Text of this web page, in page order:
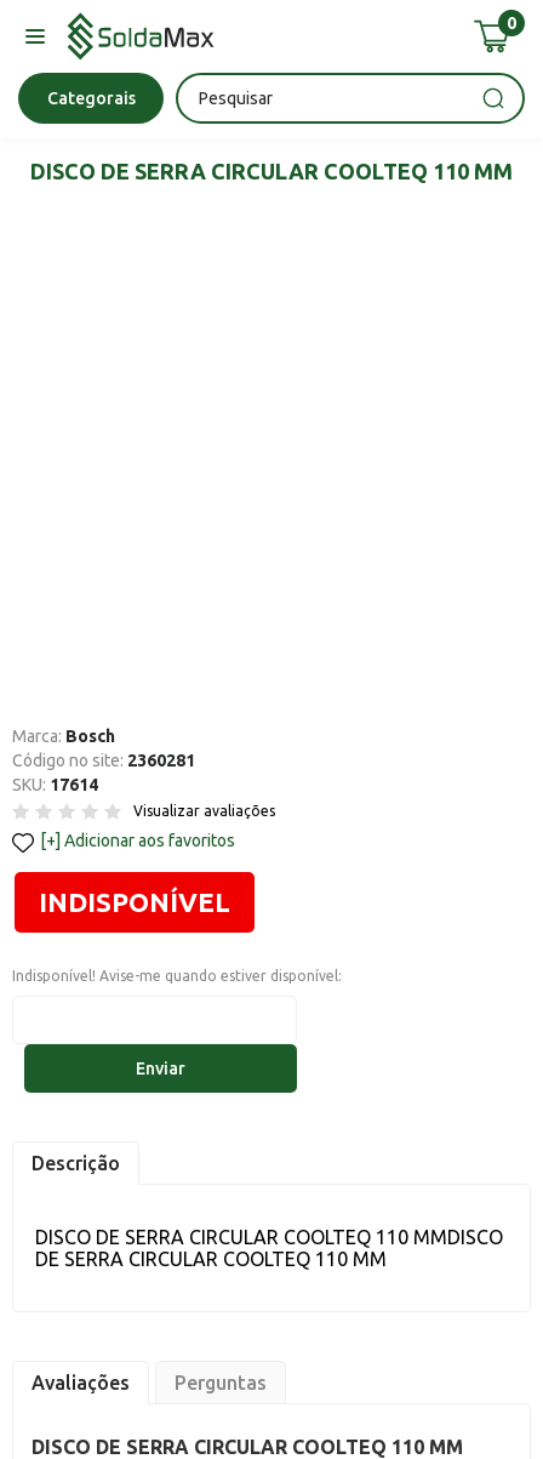
0
Categorais
Bateria Chave Impacto Esmerilhadeira
DISCO DE SERRA CIRCULAR COOLTEQ 110 MM
Marca: Bosch
Código no site: 2360281
SKU: 17614
Visualizar avaliações
Adicionar aos favoritos
INDISPONÍVEL
Indisponível! Avise-me quando estiver disponível:
Enviar
Descrição
DISCO DE SERRA CIRCULAR COOLTEQ 110 MMDISCO
DE SERRA CIRCULAR COOLTEQ 110 MM
Avaliações Perguntas
DISCO DE SERRA CIRCULAR COOLTEQ 110 MM